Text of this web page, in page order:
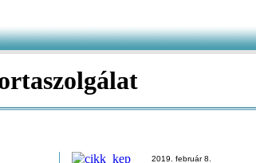
2019. február 8.